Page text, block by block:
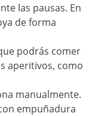
las pausas. En
de forma
podrás comer
aperitivos, como
manualmente.
empuñadura